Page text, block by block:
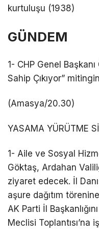
kurtuluşu (1938)
GÜNDEM
1- CHP Genel
Sahip Çıkıyor”
(Amasya/20.30)
YASAMA YÜRÜTME
1- Aile ve Sosyal
Göktaş, Ardahan
ziyaret edecek. İl
aşure dağıtım
AK Parti İl
Meclisi Toplantısı’na